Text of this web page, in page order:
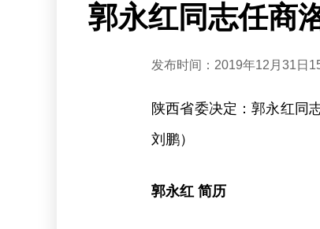
郭永红同志任商
发布时间：2019年12月31日
陕西省委决定：郭永红同
刘鹏）
郭永红 简历